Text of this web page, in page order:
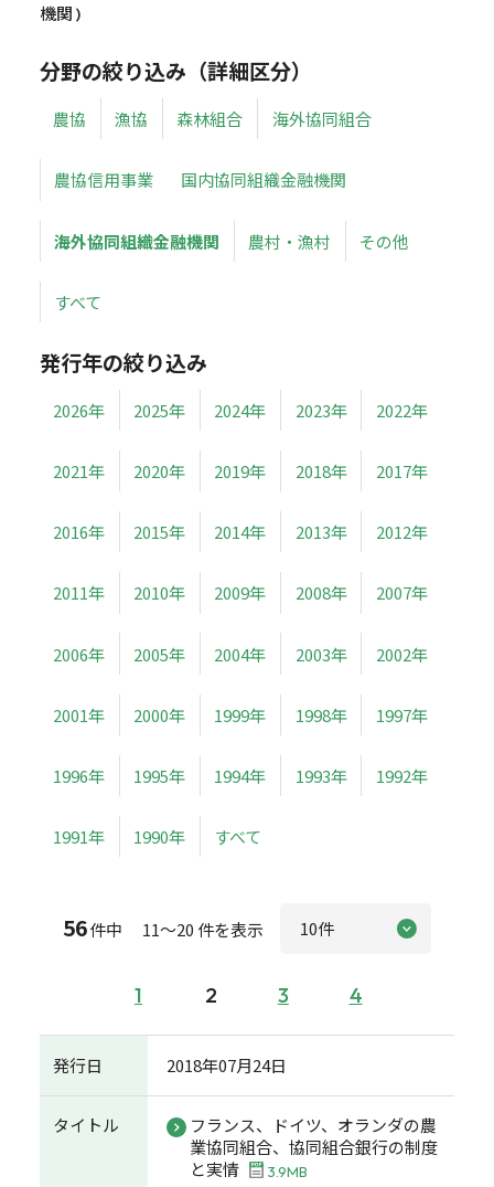
機関 )
分野の絞り込み（詳細区分）
農協 漁協 森林組合 海外協同組合
農協信用事業 国内協同組織金融機関
海外協同組織金融機関 農村・漁村 その他
すべて
発行年の絞り込み
2026年 2025年 2024年 2023年 2022年
2021年 2020年 2019年 2018年 2017年
2016年 2015年 2014年 2013年 2012年
2011年 2010年 2009年 2008年 2007年
2006年 2005年 2004年 2003年 2002年
2001年 2000年 1999年 1998年 1997年
1996年 1995年 1994年 1993年 1992年
1991年 1990年 すべて
56件中 11～20 件を表示
1 2 3 4
発行日 2018年07月24日
タイトル
フランス、ドイツ、オランダの農
業協同組合、協同組合銀行の制度
と実情
3.9MB